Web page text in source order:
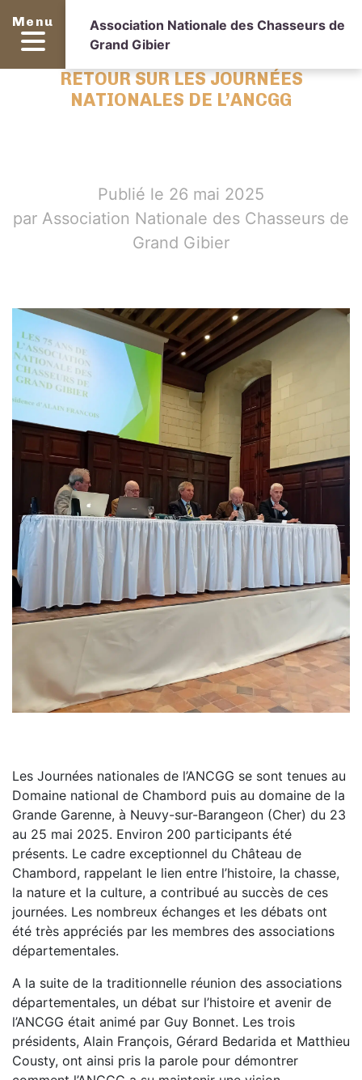
Menu
Association Nationale des Chasseurs de
Grand Gibier
RETOUR SUR LES JOURNÉES
NATIONALES DE L’ANCGG
Publié le 26 mai 2025
par Association Nationale des Chasseurs de
Grand Gibier
Les Journées nationales de l’ANCGG se sont tenues au
Domaine national de Chambord puis au domaine de la
Grande Garenne, à Neuvy-sur-Barangeon (Cher) du 23
au 25 mai 2025. Environ 200 participants été
présents. Le cadre exceptionnel du Château de
Chambord, rappelant le lien entre l’histoire, la chasse,
la nature et la culture, a contribué au succès de ces
journées. Les nombreux échanges et les débats ont
été très appréciés par les membres des associations
départementales.
A la suite de la traditionnelle réunion des associations
départementales, un débat sur l’histoire et avenir de
l’ANCGG était animé par Guy Bonnet. Les trois
présidents, Alain François, Gérard Bedarida et Matthieu
Cousty, ont ainsi pris la parole pour démontrer